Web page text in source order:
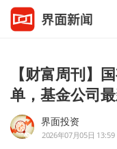
【财富周刊】
单，基金公司
界面投资
2026年07月05日 13:59